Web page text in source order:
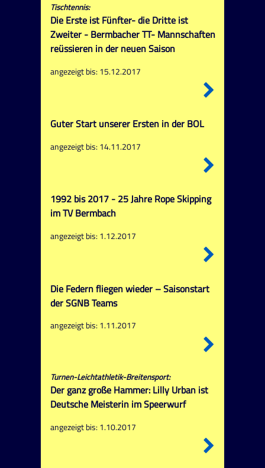
Tischtennis:
Die Erste ist Fünfter- die Dritte ist
Zweiter - Bermbacher TT- Mannschaften
reüssieren in der neuen Saison
angezeigt bis: 15.12.2017
Guter Start unserer Ersten in der BOL
angezeigt bis: 14.11.2017
1992 bis 2017 - 25 Jahre Rope Skipping
im TV Bermbach
angezeigt bis: 1.12.2017
Die Federn fliegen wieder – Saisonstart
der SGNB Teams
angezeigt bis: 1.11.2017
Turnen-Leichtathletik-Breitensport:
Der ganz große Hammer: Lilly Urban ist
Deutsche Meisterin im Speerwurf
angezeigt bis: 1.10.2017